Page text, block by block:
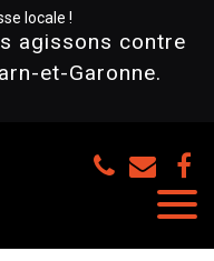
locale !
agissons contre
et-Garonne.